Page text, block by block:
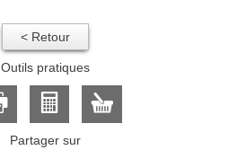
< Retour
Outils pratiques
Partager sur